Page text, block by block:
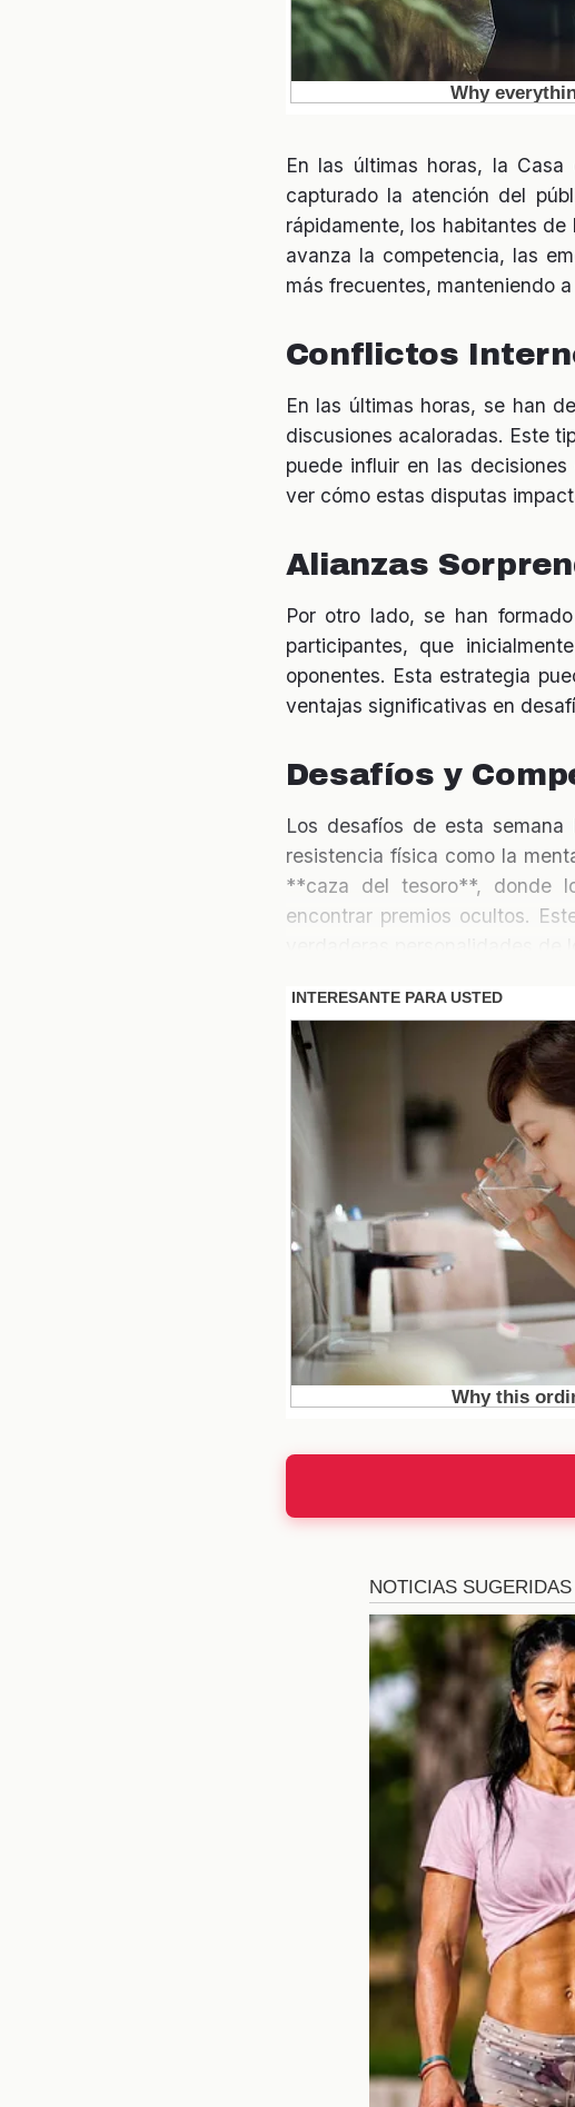
En las últimas horas, la
capturado la atención del
rápidamente, los habitantes
avanza la competencia, las
más frecuentes, manteniendo
Conflictos
En las últimas horas, se han
discusiones acaloradas. Este
puede influir en las
ver cómo estas disputas
Alianzas
Por otro lado, se han
participantes, que
oponentes. Esta estrategia
ventajas significativas en
Desafíos y
Los desafíos de esta
resistencia física como la
**caza del tesoro**, donde
encontrar premios ocultos.
Impacto en las
El impacto de lo ocurrido en
comentan y analizan cada
han estado en tendencia,
interacción en línea es un
Expectativas
Con la llegada de nuevas
expectativas para el futuro
las relaciones entre los
episodio promete ser más
Reacciones del
Las reacciones del público
han criticado las decisiones
opiniones, y los hashtags
Momentos
Esta semana ha estado llena
Algunos de los más
Una emotiva
Un desafío que culminó
Un episodio de sinceridad
Estos momentos no solo
que el público se identifique
La Influencia
El papel de los
significativamente. Muchos